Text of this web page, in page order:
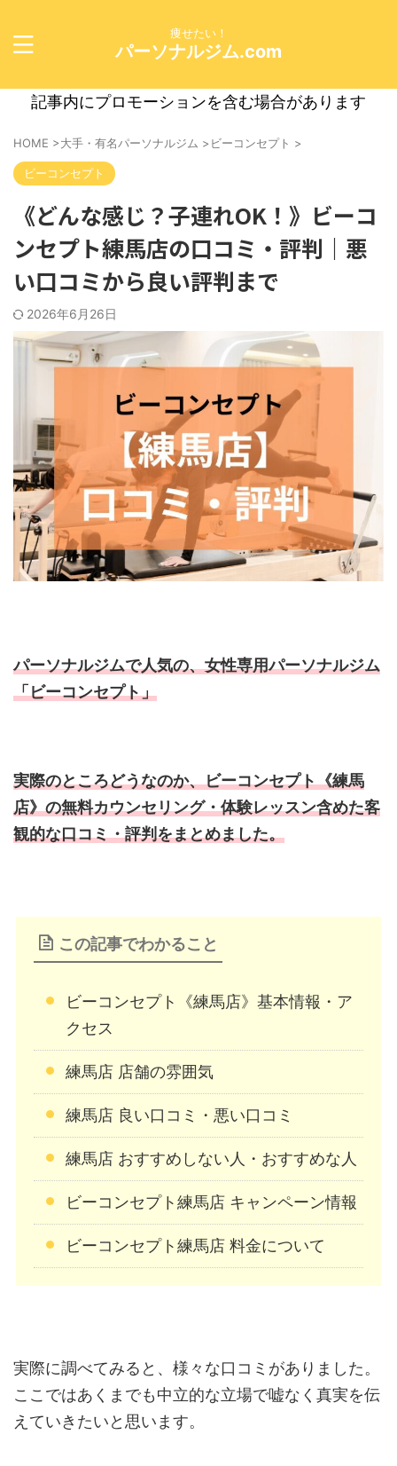
痩せたい！
パーソナルジム.com
記事内にプロモーションを含む場合があります
HOME >大手・有名パーソナルジム >ビーコンセプト >
ビーコンセプト
《どんな感じ？子連れOK！》ビーコ
ンセプト練馬店の口コミ・評判｜悪
い口コミから良い評判まで
2026年6月26日
パーソナルジムで人気の、女性専用パーソナルジム
「ビーコンセプト」
実際のところどうなのか、ビーコンセプト《練馬
店》の無料カウンセリング・体験レッスン含めた客
観的な口コミ・評判をまとめました。
この記事でわかること
ビーコンセプト《練馬店》基本情報・ア
クセス
練馬店 店舗の雰囲気
練馬店 良い口コミ・悪い口コミ
練馬店 おすすめしない人・おすすめな人
ビーコンセプト練馬店 キャンペーン情報
ビーコンセプト練馬店 料金について
実際に調べてみると、様々な口コミがありました。
ここではあくまでも中立的な立場で嘘なく真実を伝
えていきたいと思います。